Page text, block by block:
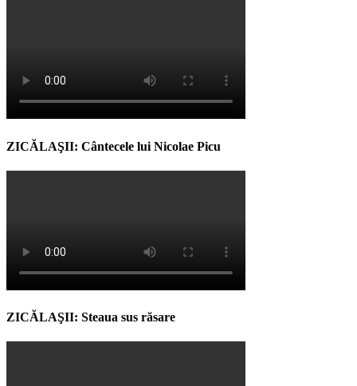
ZICĂLAŞII: Cântecele lui Nicolae Picu
ZICĂLAŞII: Steaua sus răsare